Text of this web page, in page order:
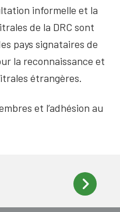
informelle et la
de la DRC sont
pays signataires de
la reconnaissance et
étrangères.
et l’adhésion au